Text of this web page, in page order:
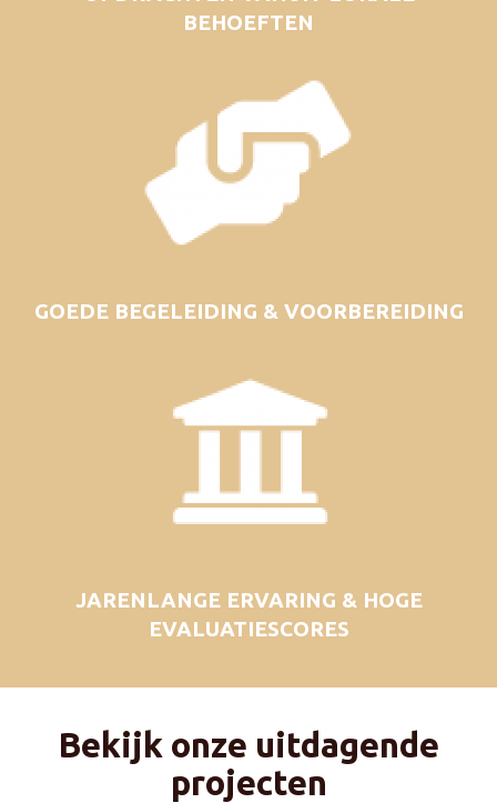
BEHOEFTEN
GOEDE BEGELEIDING & VOORBEREIDING
JARENLANGE ERVARING & HOGE
EVALUATIESCORES
Bekijk onze uitdagende
projecten